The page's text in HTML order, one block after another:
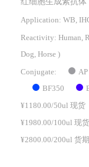
红细胞生成素抗体
Application: WB,
Reactivity: Human,
Dog, Horse )
Conjugate: AP
BF350
¥1180.00/50ul 现货
¥1980.00/100ul 现货
¥2800.00/200ul 货